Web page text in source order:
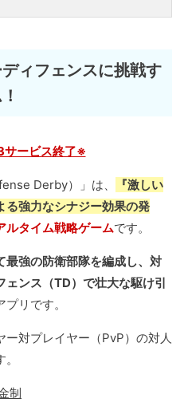
ィフェンスに挑戦す
ービス終了※
Derby）」は、
『激しい
る強力なシナジー効果の発
ルタイム戦略ゲームです。
最強の防衛部隊を編成し、対
ンス（TD）で壮大な駆け引
リです。
対プレイヤー（PvP）の対人
制